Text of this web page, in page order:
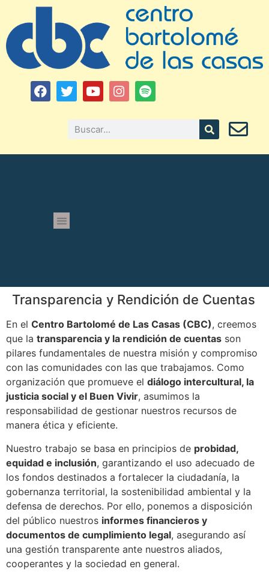
Transparencia y Rendición de Cuentas
En el Centro Bartolomé de Las Casas (CBC), creemos
que la transparencia y la rendición de cuentas son
pilares fundamentales de nuestra misión y compromiso
con las comunidades con las que trabajamos. Como
organización que promueve el diálogo intercultural, la
justicia social y el Buen Vivir, asumimos la
responsabilidad de gestionar nuestros recursos de
manera ética y eficiente.
Nuestro trabajo se basa en principios de probidad,
equidad e inclusión, garantizando el uso adecuado de
los fondos destinados a fortalecer la ciudadanía, la
gobernanza territorial, la sostenibilidad ambiental y la
defensa de derechos. Por ello, ponemos a disposición
del público nuestros informes financieros y
documentos de cumplimiento legal, asegurando así
una gestión transparente ante nuestros aliados,
cooperantes y la sociedad en general.